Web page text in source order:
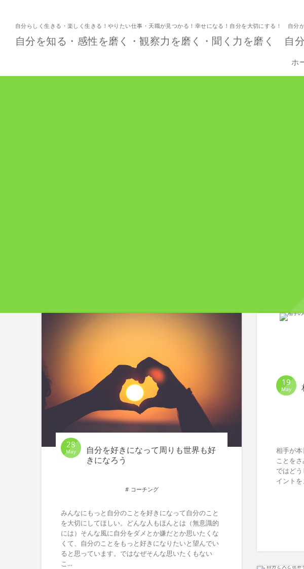
自分らしく生きる・楽しく生きる！やりたい仕事・天職が見つかる！幸せになる！自分を大切にする！ 自
自分を知る・感性を磨く・観察力を磨く・聞く力を磨く 自
ホ
28
May
自分を好きになって周りも世界も好
きになろう
コーチング
みんなにもっと自分のことを好きになって自分のこと
を大切にしてほしい。どんな人もほんとは（無意識的
には）そんな風に自分をダメとか嫌だとか思いたくな
くて、自分のことをもっと好きになりたいと望んでい
ると思っています。ではなぜそんな思いたくもない
こ...
19
May
相手が
ことを
ではど
イントを